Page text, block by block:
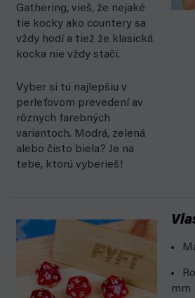
Gathering, vieš, že nejaké
tie kocky ako countery sa
vždy hodí a tiež že klasická
kocka nie vždy stačí.
Vyber si tú najlepšiu v
perleťovom prevedení av
rôznych farebných
variantoch. Modrá, zelená
alebo čisto biela? Je na
tebe, ktorú vyberieš!
mm